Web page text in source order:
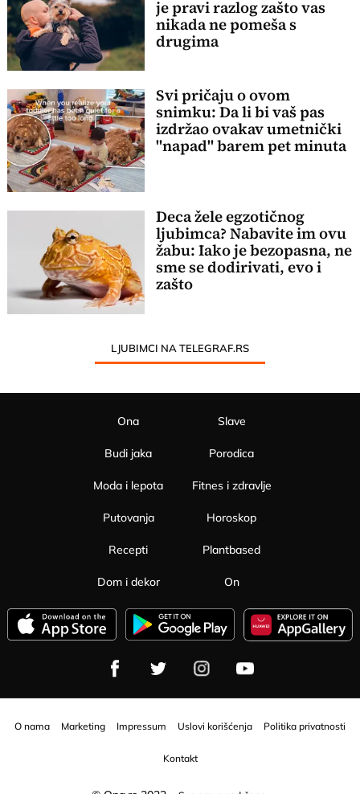
je pravi razlog zašto vas
nikada ne pomeša s
drugima
Svi pričaju o ovom
snimku: Da li bi vaš pas
izdržao ovakav umetnički
"napad" barem pet minuta
Deca žele egzotičnog
ljubimca? Nabavite im ovu
žabu: Iako je bezopasna, ne
sme se dodirivati, evo i
zašto
LJUBIMCI NA TELEGRAF.RS
Ona
Budi jaka
Moda i lepota
Slave
Porodica
Fitnes i zdravlje
Putovanja
Recepti
Dom i dekor
Horoskop
Plantbased
On
O nama Marketing Impressum Uslovi korišćenja Politika privatnosti
Kontakt